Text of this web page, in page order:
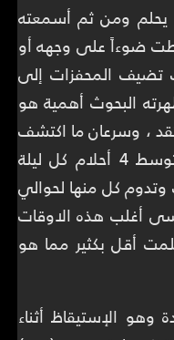
ومن ثم أسمعته
ضوءاً على وجهه أو
تضيف المحفزات إلى
البحوث أهمية هو
، وسرعان ما اكتشف
علماء النوم أنه لديك في المتوسط 4 أحلام كل ليلة
ذلك وتدوم كل منها لحوالي
أغلب هذه الاوقات
أقل بكثير مما هو
وهو الإستيقاظ أثناء